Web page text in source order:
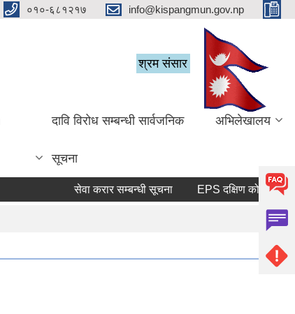
०१०-६८१२१७ info@kispangmun.gov.np
श्रम संसार
दावि विरोध सम्बन्धी सार्वजनिक
सूचना
अभिलेखालय
सेवा करार सम्बन्धी सूचना